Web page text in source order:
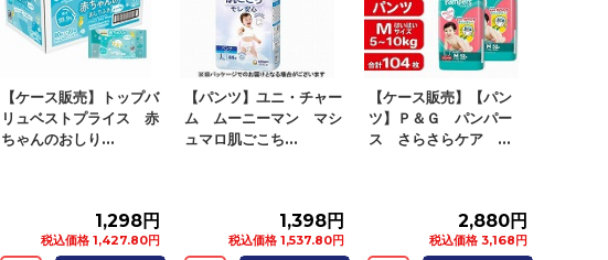
【ケース販売】トップバ
リュベストプライス 赤
ちゃんのおしり...
1,298円
税込価格 1,427.80円
【パンツ】ユニ・チャー
ム ムーニーマン マシ
ュマロ肌ごこち...
1,398円
税込価格 1,537.80円
【ケース販売】【パン
ツ】Ｐ＆Ｇ パンパー
ス さらさらケア ...
2,880円
税込価格 3,168円